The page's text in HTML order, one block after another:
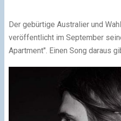
Der gebürtige Australier und
veröffentlicht im September
Apartment". Einen Song daraus